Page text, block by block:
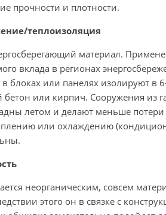
прочности и плотности.
теплоизоляция
материал.
вклада в регионах
блоках или панелях изолируют в
или кирпич. Сооружения из
летом и делают меньше
или охлаждению
неорганическим, совсем
этого он в связке с